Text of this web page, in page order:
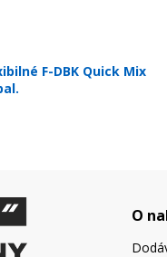
F-DBK Quick Mix
O